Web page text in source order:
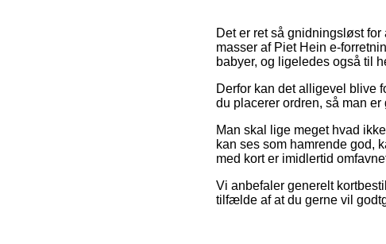
Det er ret så gnidningsløst
masser af Piet Hein e-
babyer, og ligeledes også til
Derfor kan det alligevel blive
du placerer ordren, så man
Man skal lige meget hvad
kan ses som hamrende god,
med kort er imidlertid
Vi anbefaler generelt
tilfælde af at du gerne vil